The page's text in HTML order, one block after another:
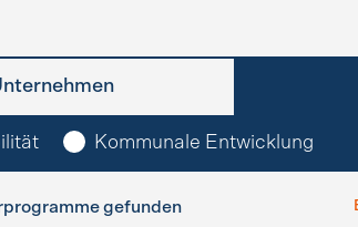
Kommunale Entwicklung
gefunden